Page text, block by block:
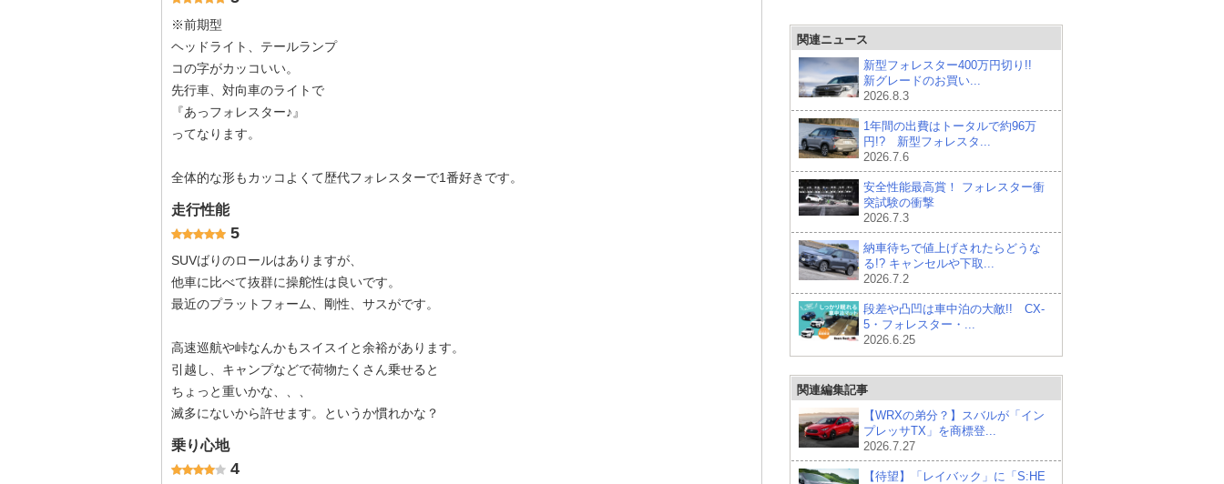
※前期型
ヘッドライト、テールランプ
コの字がカッコいい。
先行車、対向車のライトで
『あっフォレスター♪』
ってなります。
全体的な形もカッコよくて歴代フォレスターで1番好きです。
走行性能
5
SUVばりのロールはありますが、
他車に比べて抜群に操舵性は良いです。
最近のプラットフォーム、剛性、サスがです。
高速巡航や峠なんかもスイスイと余裕があります。
引越し、キャンプなどで荷物たくさん乗せると
ちょっと重いかな、、、
滅多にないから許せます。というか慣れかな？
乗り心地
4
関連ニュース
新型フォレスター400万円切り!!
新グレードのお買い...
2026.8.3
1年間の出費はトータルで約96万
円!? 新型フォレスタ...
2026.7.6
安全性能最高賞！ フォレスター衝
突試験の衝撃
2026.7.3
納車待ちで値上げされたらどうな
る!? キャンセルや下取...
2026.7.2
段差や凸凹は車中泊の大敵!! CX-
5・フォレスター・...
2026.6.25
関連編集記事
【WRXの弟分？】スバルが「イン
プレッサTX」を商標登...
2026.7.27
【待望】「レイバック」に「S:HE